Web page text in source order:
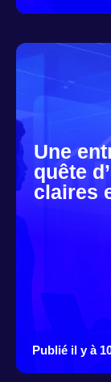
Une
quête
claires
Publié il y à